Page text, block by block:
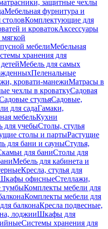
защитные чехлы
Мебельная фурнитура и
Комплектующие для
и кроватокАксессуары
мебелиМебельная
хранения для
Мебель для самых
Пеленальные
кровати-манежиМатрасы в
чехлы в кроваткуСадовая
стульяСадовые,
для садаГамаки,
мебельКухни
для учебыСтолы, стулья
столы и партыРастущие
для бани и сауныСтулья,
для баниСтолы для
Мебель для кабинета и
Кресла, стулья для
офисныеСтеллажи,
тумбыКомплекты мебели для
Комплекты мебели для
балконаКресла подвесные,
лоджииШкафы для
Системы хранения для